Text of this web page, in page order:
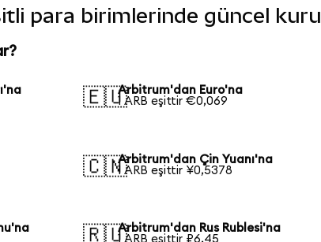
para birimlerinde güncel kuru
🇪🇺Arbitrum'dan Euro'na
1 ARB eşittir €0,069
🇨🇳Arbitrum'dan Çin Yuanı'na
1 ARB eşittir ¥0,5378
🇷🇺Arbitrum'dan Rus Rublesi'na
1 ARB eşittir ₽6,45